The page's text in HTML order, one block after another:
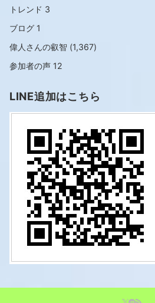
トレンド 3
ブログ 1
偉人さんの叡智 (1,367)
参加者の声 12
LINE追加はこちら